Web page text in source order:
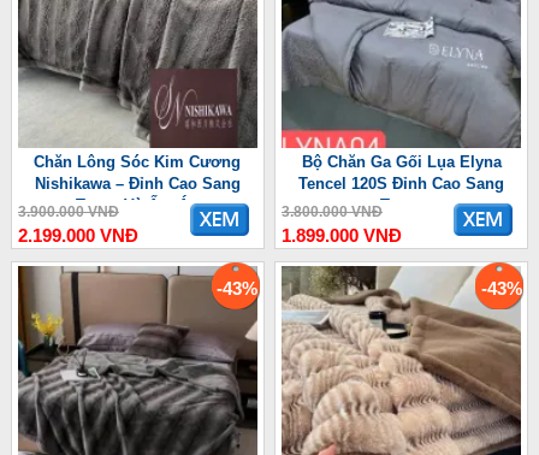
Chăn Lông Sóc Kim Cương
Nishikawa – Đỉnh Cao Sang
Trọng Và Ấm Áp
3.900.000 VNĐ
2.199.000 VNĐ
Bộ Chăn Ga Gối Lụa Elyna
Tencel 120S Đỉnh Cao Sang
Trọng
3.800.000 VNĐ
1.899.000 VNĐ
-43% -43%